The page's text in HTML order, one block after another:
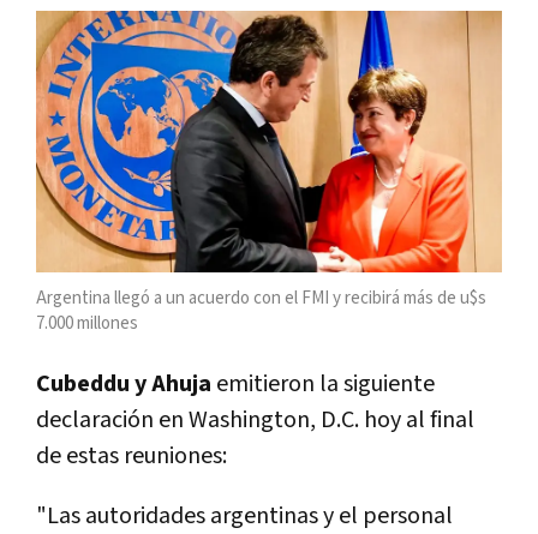
Argentina llegó a un acuerdo con el FMI y recibirá más de u$s
7.000 millones
Cubeddu y Ahuja emitieron la siguiente
declaración en Washington, D.C. hoy al final
de estas reuniones:
"Las autoridades argentinas y el personal